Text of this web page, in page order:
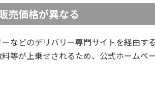
売価格が異なる
などのデリバリー専門サイトを経由す
料等が上乗せされるため、公式ホームペ